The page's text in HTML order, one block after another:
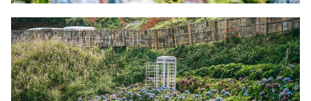
Search
for:
Search